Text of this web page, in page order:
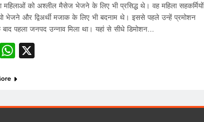
महिलाओं को अश्लील मैसेज भेजने के लिए भी प्रसिद्ध थे। वह महिला सहकर्मियों
भेजने और द्विअर्थी मजाक के लिए भी बदनाम थे। इससे पहले उन्हें प्रमोशन
पहला जनपद उन्नाव मिला था। यहां से सीधे डिमोशन…
WhatsApp
X